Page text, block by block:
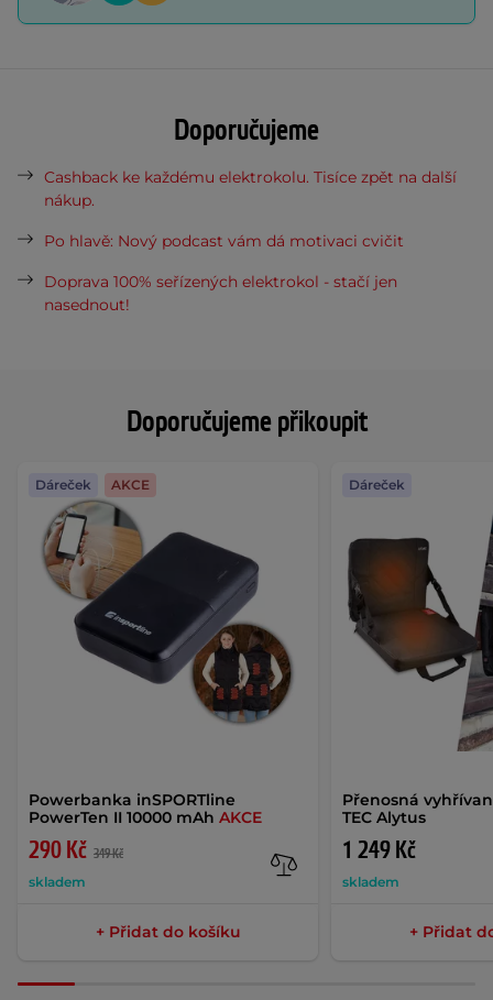
Doporučujeme přikoupit
Powerbanka inSPORTline
PowerTen II 10000 mAh AKCE
290 Kč 349 Kč
skladem
Dáreček AKCE
+ Přidat do košíku
Přenosná
TEC Alytus
1 249 Kč
skladem
Dáreček
+ Přidat
Doporučujeme
Cashback ke každému elektrokolu. Tisíce zpět na další
nákup.
Po hlavě: Nový podcast vám dá motivaci cvičit
Doprava 100% seřízených elektrokol - stačí jen
nasednout!